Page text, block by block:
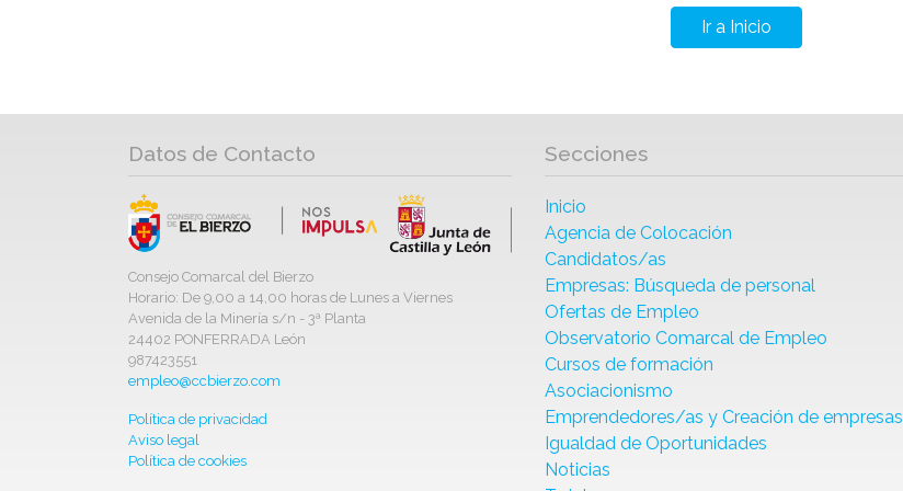
Ir a Inicio
Datos de Contacto
Consejo Comarcal del Bierzo
Horario: De 9,00 a 14,00 horas de Lunes a Viernes
Avenida de la Minería s/n - 3ª Planta
24402 PONFERRADA León
987423551
empleo@ccbierzo.com
Política de privacidad
Aviso legal
Política de cookies
Secciones
Inicio
Agencia de Colocación
Candidatos/as
Empresas: Búsqueda de personal
Ofertas de Empleo
Observatorio Comarcal de Empleo
Cursos de formación
Asociacionismo
Emprendedores/as y Creación de empresas
Igualdad de Oportunidades
Noticias